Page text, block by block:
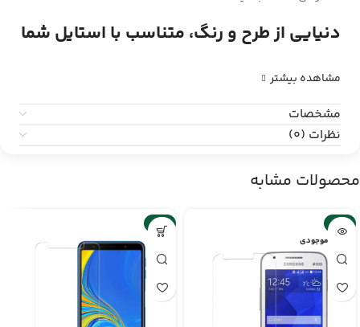
دنیایی از طرح و رنگ، متناسب با استایل شما
مشاهده بیشتر
مشخصات
نظرات (0)
محصولات مشابه
-2%
اتمام موجودی
-6%